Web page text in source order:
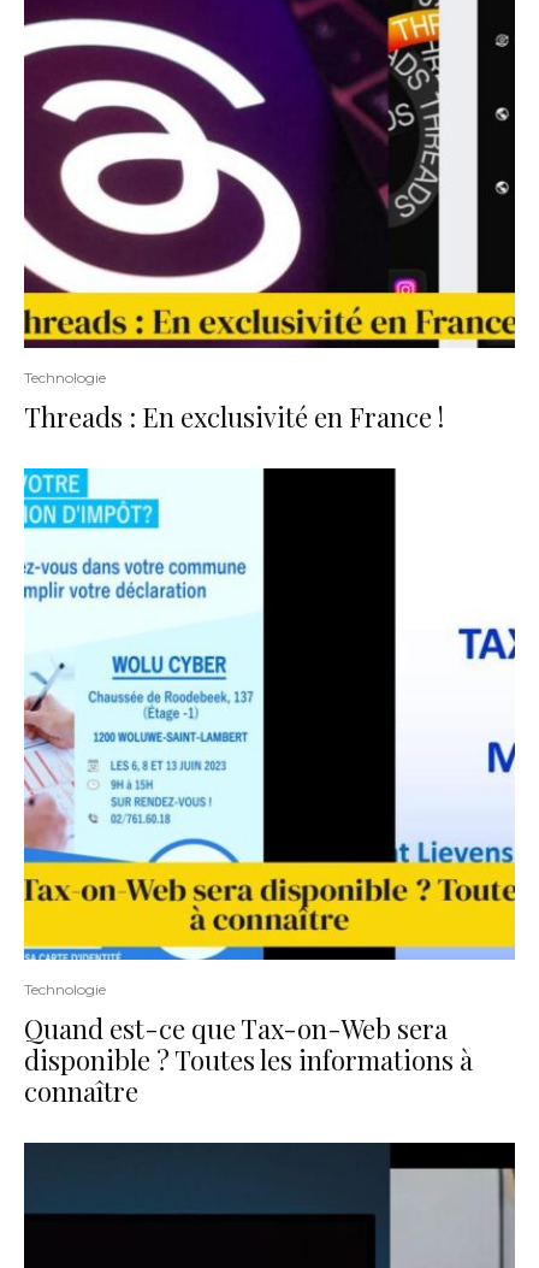
Technologie
Threads : En exclusivité en France !
Technologie
Quand est-ce que Tax-on-Web sera
disponible ? Toutes les informations à
connaître